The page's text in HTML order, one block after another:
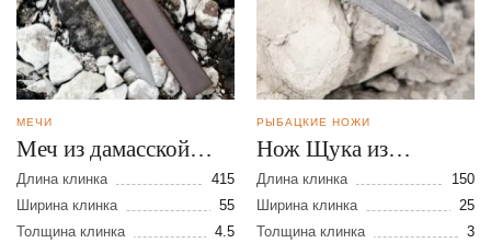
МЕЧИ
Меч из дамасской
стали
Длина клинка
415
Ширина клинка
55
Толщина клинка
4.5
РЫБАЦКИЕ НОЖИ
Нож Щука из
дамасской стали
Длина клинка
150
Ширина клинка
25
Толщина клинка
3